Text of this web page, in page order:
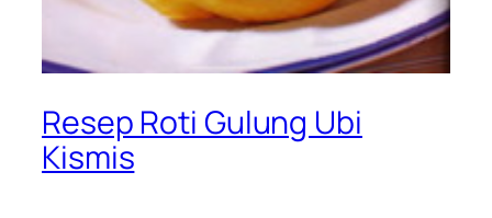
Resep Roti Gulung Ubi
Kismis